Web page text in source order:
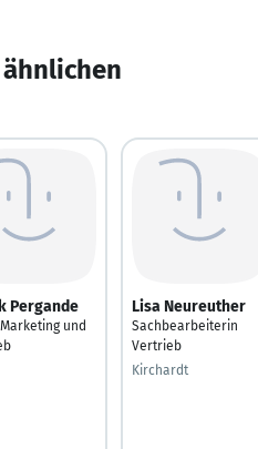
Pergande
und
Lisa Neureuther
Sachbearbeiterin
Vertrieb
Kirchardt